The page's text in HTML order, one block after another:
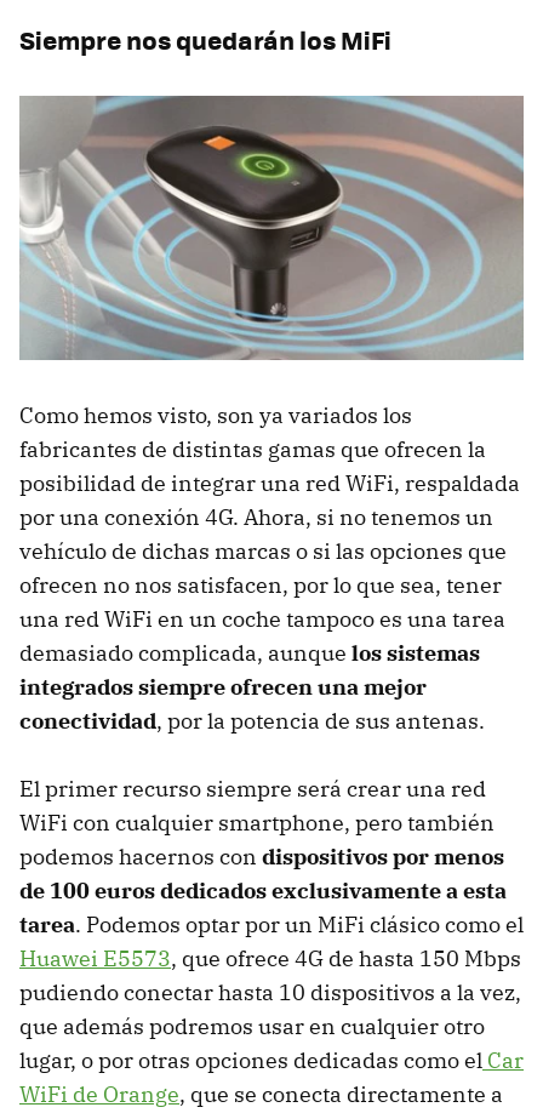
Siempre nos quedarán los MiFi
Como hemos visto, son ya variados los
fabricantes de distintas gamas que ofrecen la
posibilidad de integrar una red WiFi, respaldada
por una conexión 4G. Ahora, si no tenemos un
vehículo de dichas marcas o si las opciones que
ofrecen no nos satisfacen, por lo que sea, tener
una red WiFi en un coche tampoco es una tarea
demasiado complicada, aunque los sistemas
integrados siempre ofrecen una mejor
conectividad, por la potencia de sus antenas.
El primer recurso siempre será crear una red
WiFi con cualquier smartphone, pero también
podemos hacernos con dispositivos por menos
de 100 euros dedicados exclusivamente a esta
tarea. Podemos optar por un MiFi clásico como el
Huawei E5573, que ofrece 4G de hasta 150 Mbps
pudiendo conectar hasta 10 dispositivos a la vez,
que además podremos usar en cualquier otro
lugar, o por otras opciones dedicadas como el Car
WiFi de Orange, que se conecta directamente a